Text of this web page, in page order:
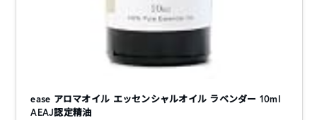
ease アロマオイル エッセンシャルオイル ラベンダー 10ml
AEAJ認定精油